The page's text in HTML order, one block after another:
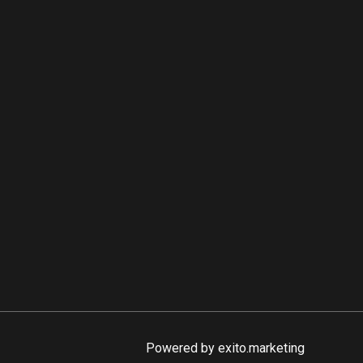
Powered by exito.marketing